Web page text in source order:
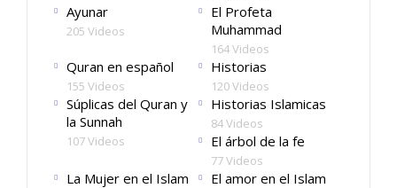
Ayunar
205 Videos
El Profeta
Muhammad
164 Videos
Quran en español
155 Videos
Historias
120 Videos
Súplicas del Quran y
la Sunnah
107 Videos
Historias Islamicas
84 Videos
El árbol de la fe
77 Videos
La Mujer en el Islam El amor en el Islam